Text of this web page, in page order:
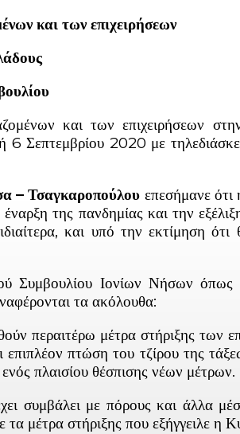
και των επιχειρήσεων
και των επιχειρήσεων
6 Σεπτεμβρίου 2020 με
– Τσαγκαροπούλου επεσήμανε ότι
της πανδημίας και την
και υπό την εκτίμηση
Συμβουλίου Ιονίων Νήσων όπως
τα ακόλουθα:
περαιτέρω μέτρα στήριξης των
επιπλέον πτώση του τζίρου της
πλαισίου θέσπισης νέων μέτρων.
συμβάλει με πόρους και άλλα
τα μέτρα στήριξης που εξήγγειλε